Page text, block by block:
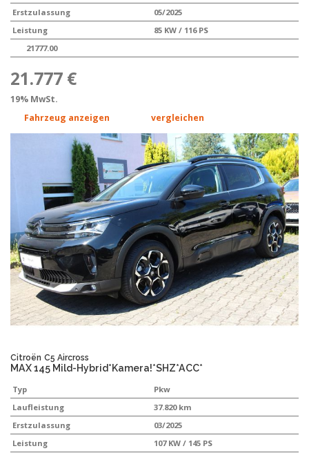
Erstzulassung
05/2025
Leistung
85 KW / 116 PS
21777.00
21.777 €
19% MwSt.
Fahrzeug anzeigen
vergleichen
Citroën C5 Aircross
MAX 145 Mild-Hybrid*Kamera!*SHZ*ACC*
Typ
Pkw
Laufleistung
37.820 km
Erstzulassung
03/2025
Leistung
107 KW / 145 PS